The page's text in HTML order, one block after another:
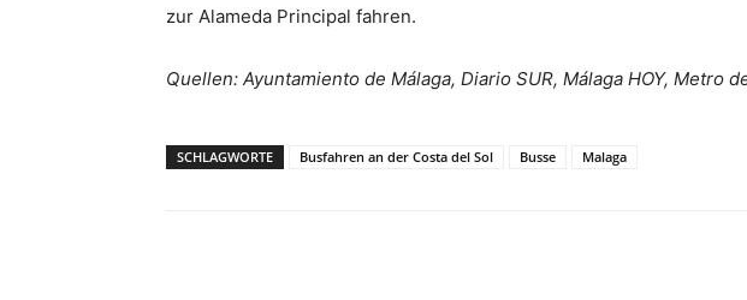
zur Alameda Principal fahren.
Quellen: Ayuntamiento de Málaga, Diario SUR, Málaga HOY, Metro
SCHLAGWORTE Busfahren an der Costa del Sol Busse Malaga